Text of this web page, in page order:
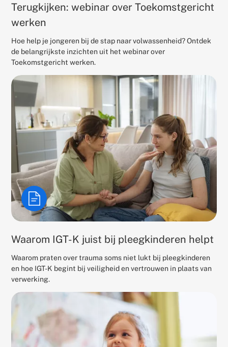
Terugkijken: webinar over Toekomstgericht
werken
Hoe help je jongeren bij de stap naar volwassenheid? Ontdek
de belangrijkste inzichten uit het webinar over
Toekomstgericht werken.
Waarom IGT-K juist bij pleegkinderen helpt
Waarom praten over trauma soms niet lukt bij pleegkinderen
en hoe IGT-K begint bij veiligheid en vertrouwen in plaats van
verwerking.